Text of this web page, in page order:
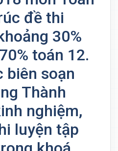
đề thi
30%
toán 12.
soạn
Thành
nghiệm,
luyện tập